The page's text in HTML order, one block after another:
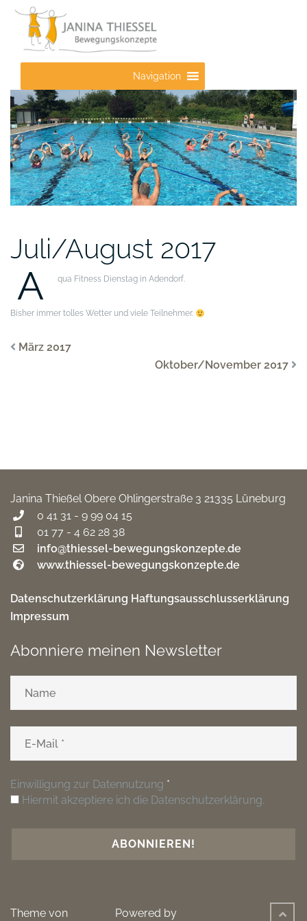
Zum
Inhalt
springen
Navigation
Juli/August 2017
A qua Fitness Dienstag in Adendorf.
Bisher immer tolles Wetter und viele Teilnehmer.
März 2017
Oktober/November 2017
Janina ThießelObere Ohlingerstraße 3 21335 Lüneburg
0 41 31 - 9 99 04 15
01 77 - 4 62 28 38
info@thiessel-bewegungskonzepte.de
www.thiessel-bewegungskonzepte.de
Datenschutzerklärung Haftungsausschlusserklärung
Impressum
Abonniere meinen Newsletter
Einwilligung zur Datennutzung *
Hiermit akzeptiere ich die Datenschutzerklärung.
Theme von Powered by